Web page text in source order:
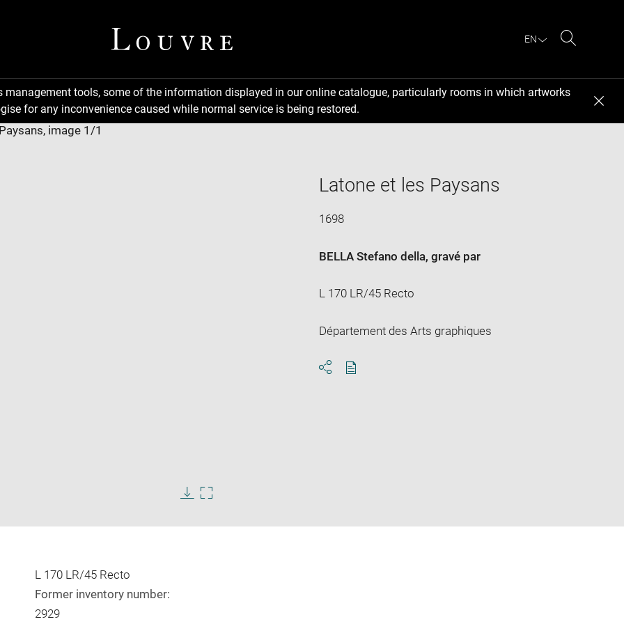
EN
management tools, some of the information displayed in our online catalogue, particularly rooms in which artworks
for any inconvenience caused while normal service is being restored.
Latone et les Paysans
1698
BELLA Stefano della, gravé par
L 170 LR/45 Recto
Département des Arts graphiques
L 170 LR/45 Recto
Former inventory number:
2929